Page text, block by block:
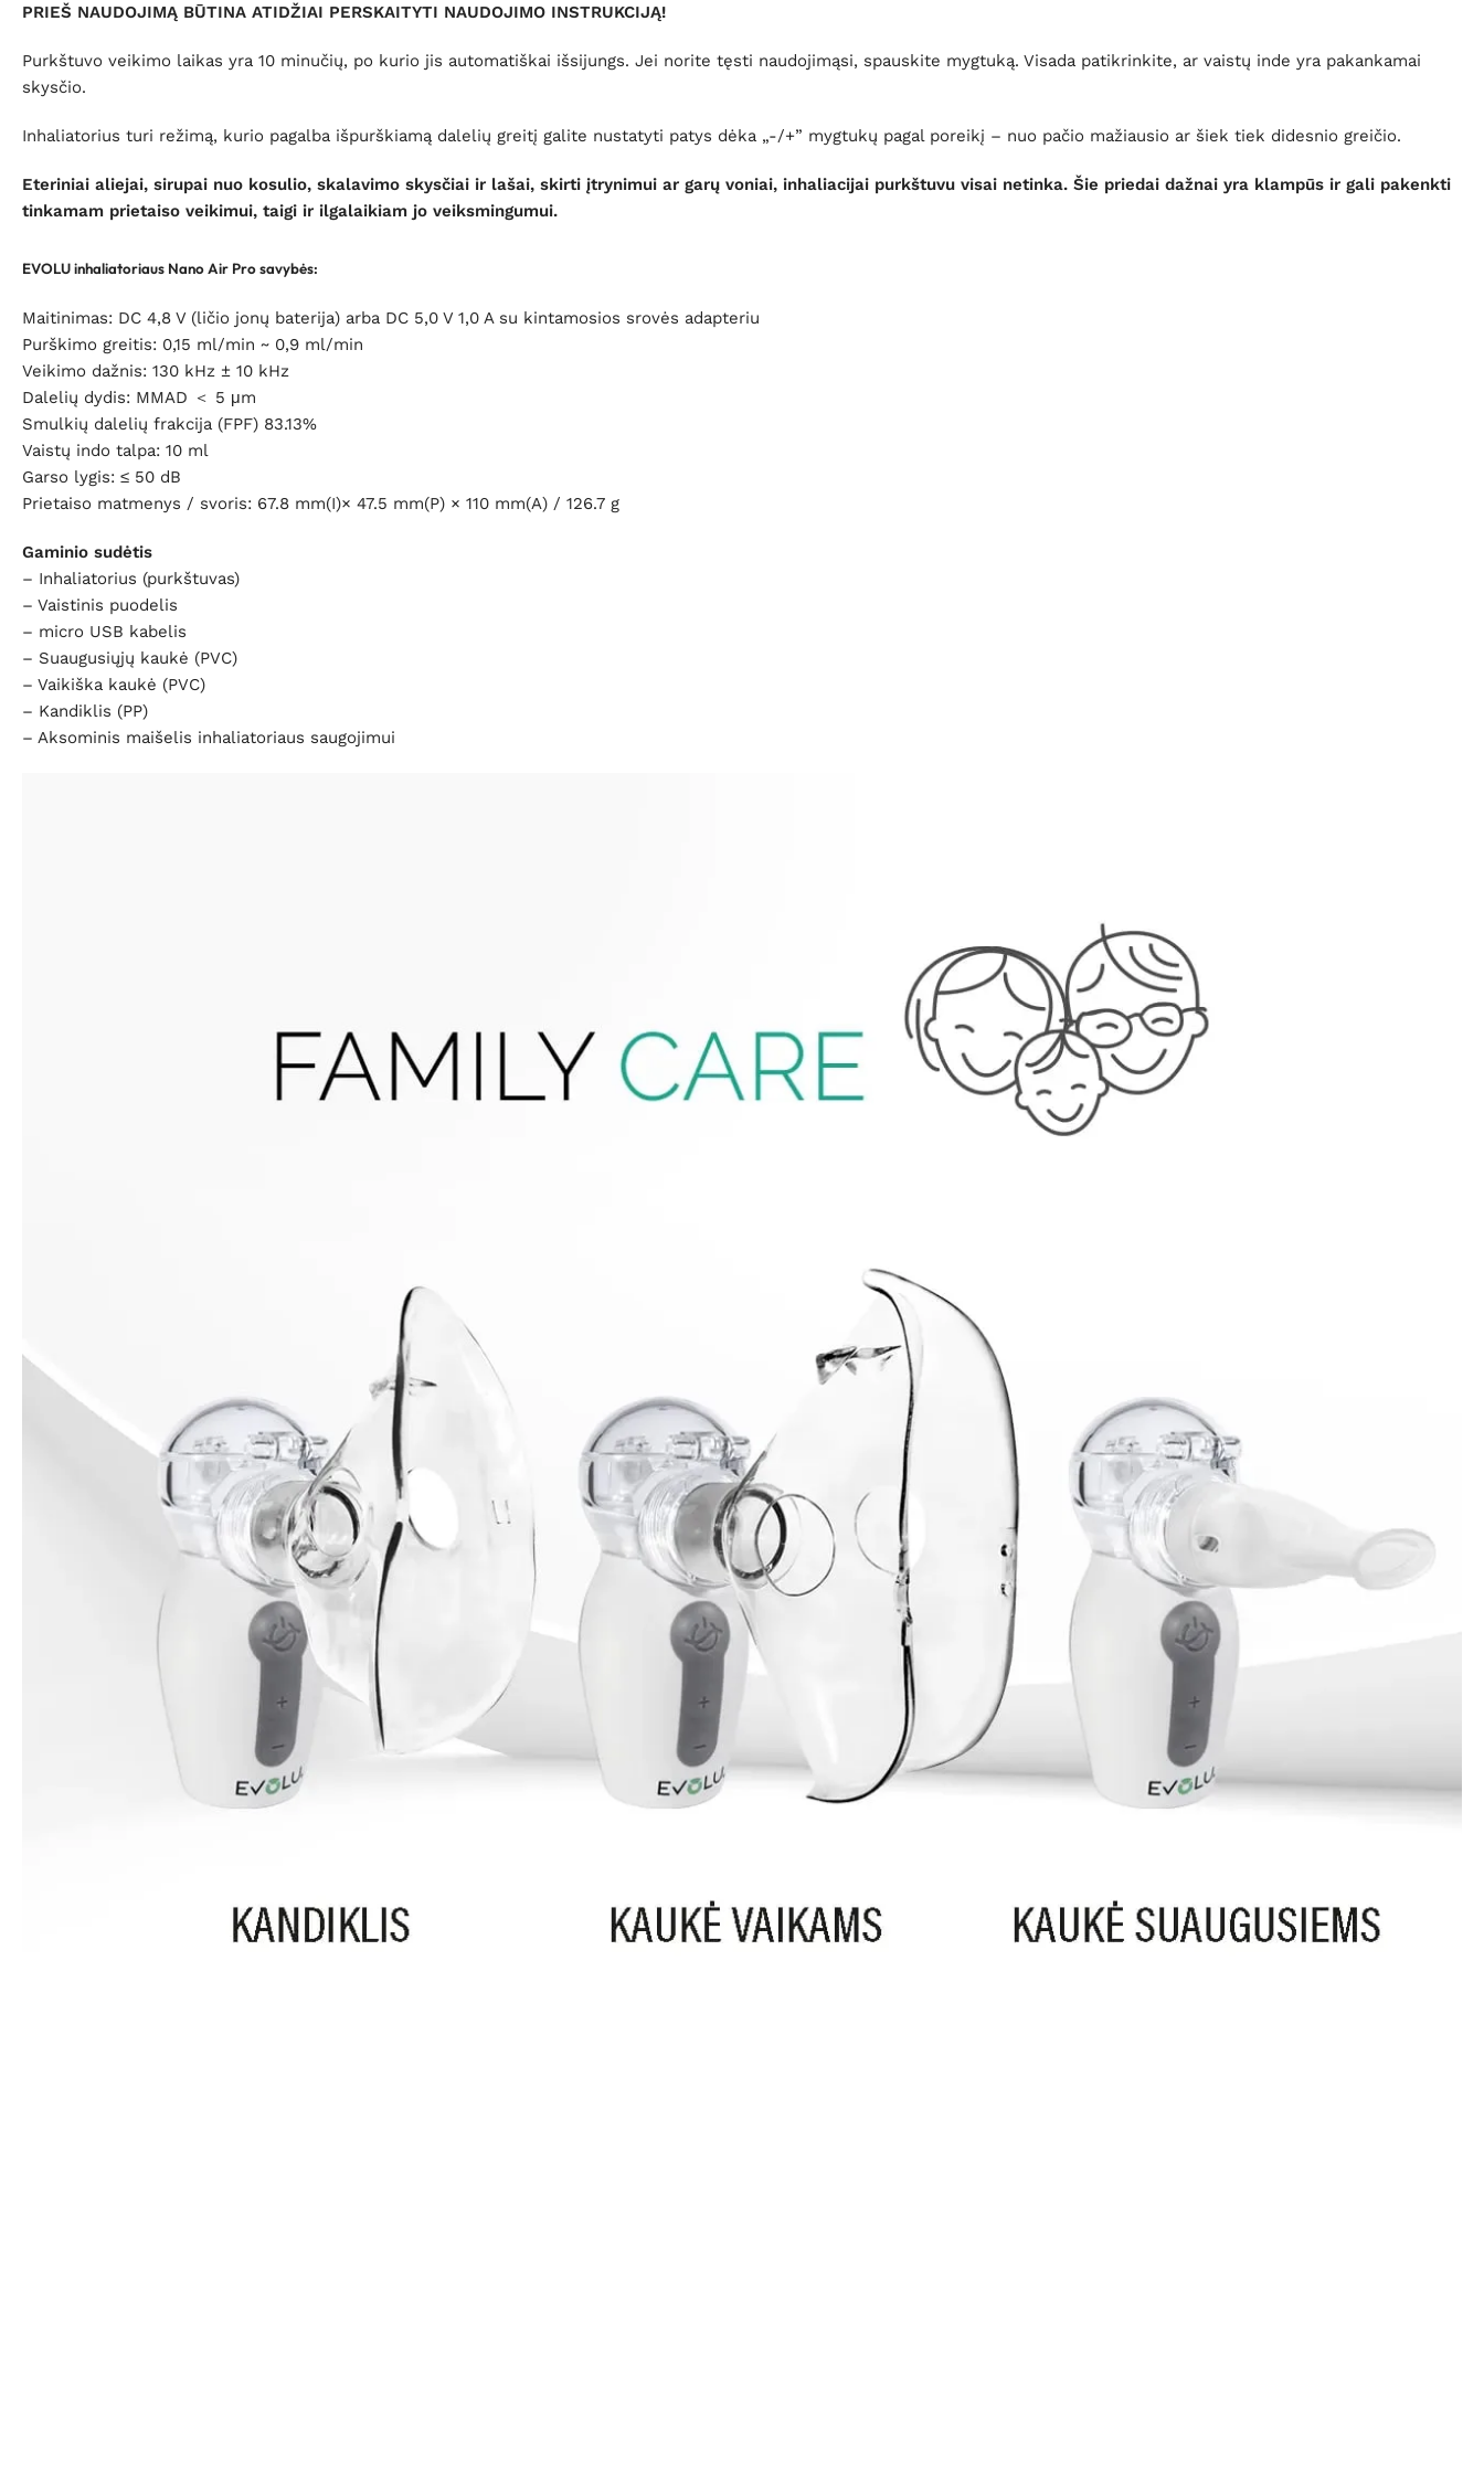
PRIEŠ NAUDOJIMĄ BŪTINA ATIDŽIAI PERSKAITYTI NAUDOJIMO INSTRUKCIJĄ!
Purkštuvo veikimo laikas yra 10 minučių, po kurio jis automatiškai išsijungs. Jei norite tęsti naudojimąsi, spauskite mygtuką. Visada patikrinkite, ar vaistų inde yra pakankamai
skysčio.
Inhaliatorius turi režimą, kurio pagalba išpurškiamą dalelių greitį galite nustatyti patys dėka „-/+” mygtukų pagal poreikį – nuo pačio mažiausio ar šiek tiek didesnio greičio.
Eteriniai aliejai, sirupai nuo kosulio, skalavimo skysčiai ir lašai, skirti įtrynimui ar garų voniai, inhaliacijai purkštuvu visai netinka. Šie priedai dažnai yra klampūs ir gali pakenkti
tinkamam prietaiso veikimui, taigi ir ilgalaikiam jo veiksmingumui.
EVOLU inhaliatoriaus Nano Air Pro savybės:
Maitinimas: DC 4,8 V (ličio jonų baterija) arba DC 5,0 V 1,0 A su kintamosios srovės adapteriu
Purškimo greitis: 0,15 ml/min ~ 0,9 ml/min
Veikimo dažnis: 130 kHz ± 10 kHz
Dalelių dydis: MMAD ＜ 5 μm
Smulkių dalelių frakcija (FPF) 83.13%
Vaistų indo talpa: 10 ml
Garso lygis: ≤ 50 dB
Prietaiso matmenys / svoris: 67.8 mm(I)× 47.5 mm(P) × 110 mm(A) / 126.7 g
Gaminio sudėtis
– Inhaliatorius (purkštuvas)
– Vaistinis puodelis
– micro USB kabelis
– Suaugusiųjų kaukė (PVC)
– Vaikiška kaukė (PVC)
– Kandiklis (PP)
– Aksominis maišelis inhaliatoriaus saugojimui